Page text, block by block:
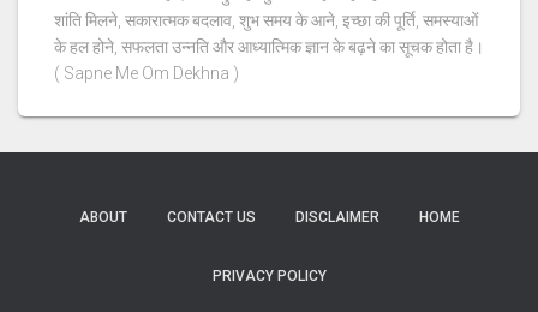
शांति मिलने, सकारात्मक बदलाव, शुभ समय के आने, इच्छा की पूर्ति, समस्याओं
के हल होने, सफलता उन्नति और आध्यात्मिक ज्ञान के बढ़ने का सूचक होता है।
( Sapne Me Om Dekhna )
ABOUT CONTACT US DISCLAIMER HOME
PRIVACY POLICY